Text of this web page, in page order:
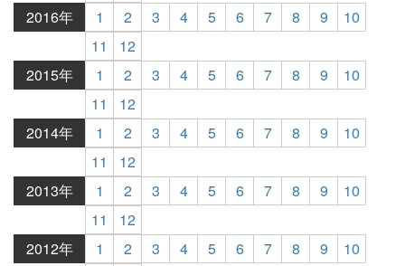
2016年
1 2 3 4 5 6 7 8 9
10
11
12
2015年
1 2 3 4 5 6 7 8 9
10
11
12
2014年
1 2 3 4 5 6 7 8 9
10
11
12
2013年
1 2 3 4 5 6 7 8 9
10
11
12
2012年
1 2 3 4 5 6 7 8 9
10